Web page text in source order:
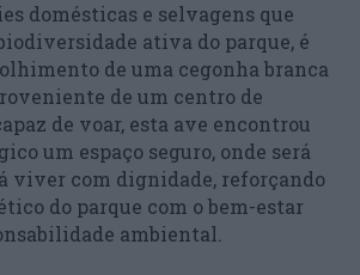
domésticas e selvagens que
ativa do parque, é
de uma cegonha branca
de um centro de
de voar, esta ave encontrou
um espaço seguro, onde será
viver com dignidade, reforçando
do parque com o bem-estar
ambiental.